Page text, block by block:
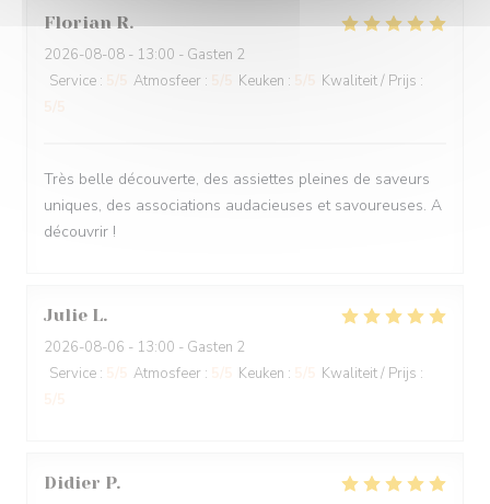
Florian R
2026-08-08 - 13:00 - Gasten 2
Service : Atmosfeer : Keuken : Kwaliteit / Prijs :
Très belle découverte, des assiettes pleines de saveurs
uniques, des associations audacieuses et savoureuses. A
découvrir !
Julie L
2026-08-06 - 13:00 - Gasten 2
Service : Atmosfeer : Keuken : Kwaliteit / Prijs :
Didier P